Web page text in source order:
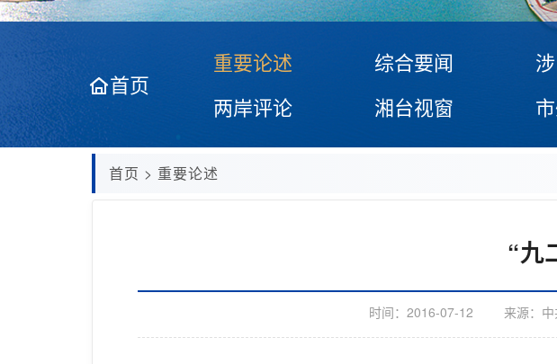
首页
重要论述 综合要闻
两岸评论
湘台视窗
首页 > 重要论述
“九
时间： 2016-07-12 来源：